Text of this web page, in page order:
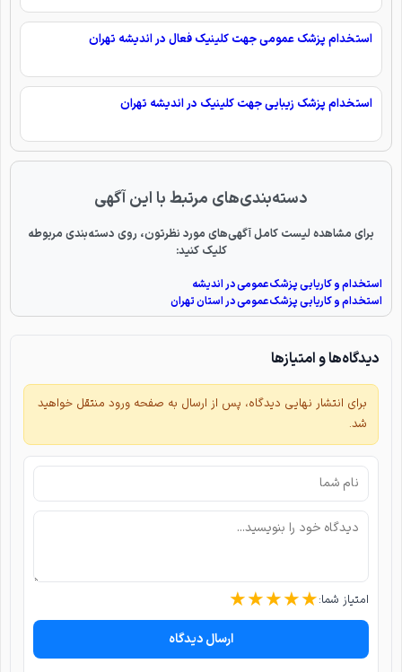
استخدام پزشک عمومی جهت کلینیک فعال در اندیشه تهران
استخدام پزشک زیبایی جهت کلینیک در اندیشه تهران
دسته‌بندی‌های مرتبط با این آگهی
برای مشاهده لیست کامل آگهی‌های مورد نظرتون، روی دسته‌بندی مربوطه
کلیک کنید:
استخدام و کاریابی پزشک عمومی در اندیشه
استخدام و کاریابی پزشک عمومی در استان تهران
دیدگاه‌ها و امتیازها
برای انتشار نهایی دیدگاه، پس از ارسال به صفحه ورود منتقل خواهید
شد.
امتیاز شما: ★★★★★
ارسال دیدگاه